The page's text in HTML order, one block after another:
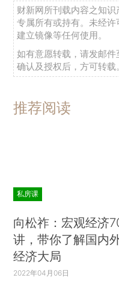
财新网所刊载内容之知
专属所有或持有。未经
建立镜像等任何使用。
如有意愿转载，请发邮件
确认及授权后，方可转载。
推荐阅读
私房课
向松祚：宏观经济
讲，带你了解国内
经济大局
2022年04月06日